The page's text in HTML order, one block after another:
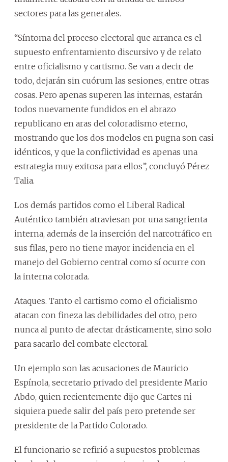
sectores para las generales.
“Síntoma del proceso electoral que arranca es el
supuesto enfrentamiento discursivo y de relato
entre oficialismo y cartismo. Se van a decir de
todo, dejarán sin cuórum las sesiones, entre otras
cosas. Pero apenas superen las internas, estarán
todos nuevamente fundidos en el abrazo
republicano en aras del coloradismo eterno,
mostrando que los dos modelos en pugna son casi
idénticos, y que la conflictividad es apenas una
estrategia muy exitosa para ellos”, concluyó Pérez
Talia.
Los demás partidos como el Liberal Radical
Auténtico también atraviesan por una sangrienta
interna, además de la inserción del narcotráfico en
sus filas, pero no tiene mayor incidencia en el
manejo del Gobierno central como sí ocurre con
la interna colorada.
Ataques. Tanto el cartismo como el oficialismo
atacan con fineza las debilidades del otro, pero
nunca al punto de afectar drásticamente, sino solo
para sacarlo del combate electoral.
Un ejemplo son las acusaciones de Mauricio
Espínola, secretario privado del presidente Mario
Abdo, quien recientemente dijo que Cartes ni
siquiera puede salir del país pero pretende ser
presidente de la Partido Colorado.
El funcionario se refirió a supuestos problemas